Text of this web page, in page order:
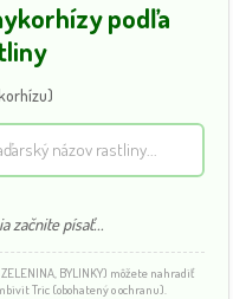
podľa
začnite písať...
BYLINKY) môžete nahradiť
Tric (obohatený o ochranu).